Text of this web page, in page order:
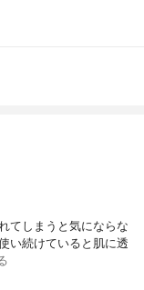
てしまうと気にならな
い続けていると肌に透